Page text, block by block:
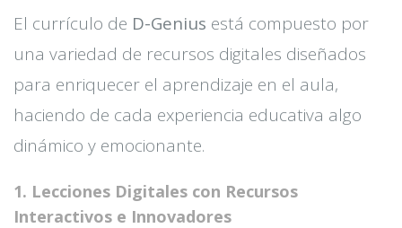
El currículo de D-Genius está compuesto por
una variedad de recursos digitales diseñados
para enriquecer el aprendizaje en el aula,
haciendo de cada experiencia educativa algo
dinámico y emocionante.
1. Lecciones Digitales con Recursos
Interactivos e Innovadores